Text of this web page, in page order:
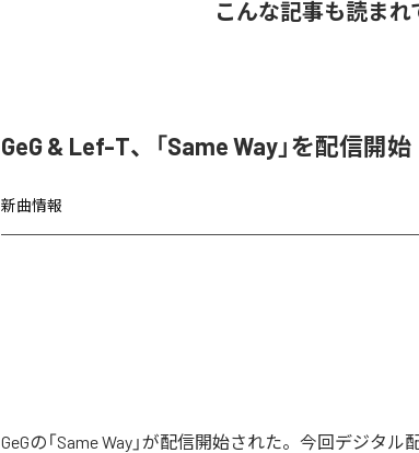
こんな記事も読まれ
GeG & Lef-T、「Same Way」を配信開始
新曲情報
GeGの「Same Way」が配信開始された。今回デジタル